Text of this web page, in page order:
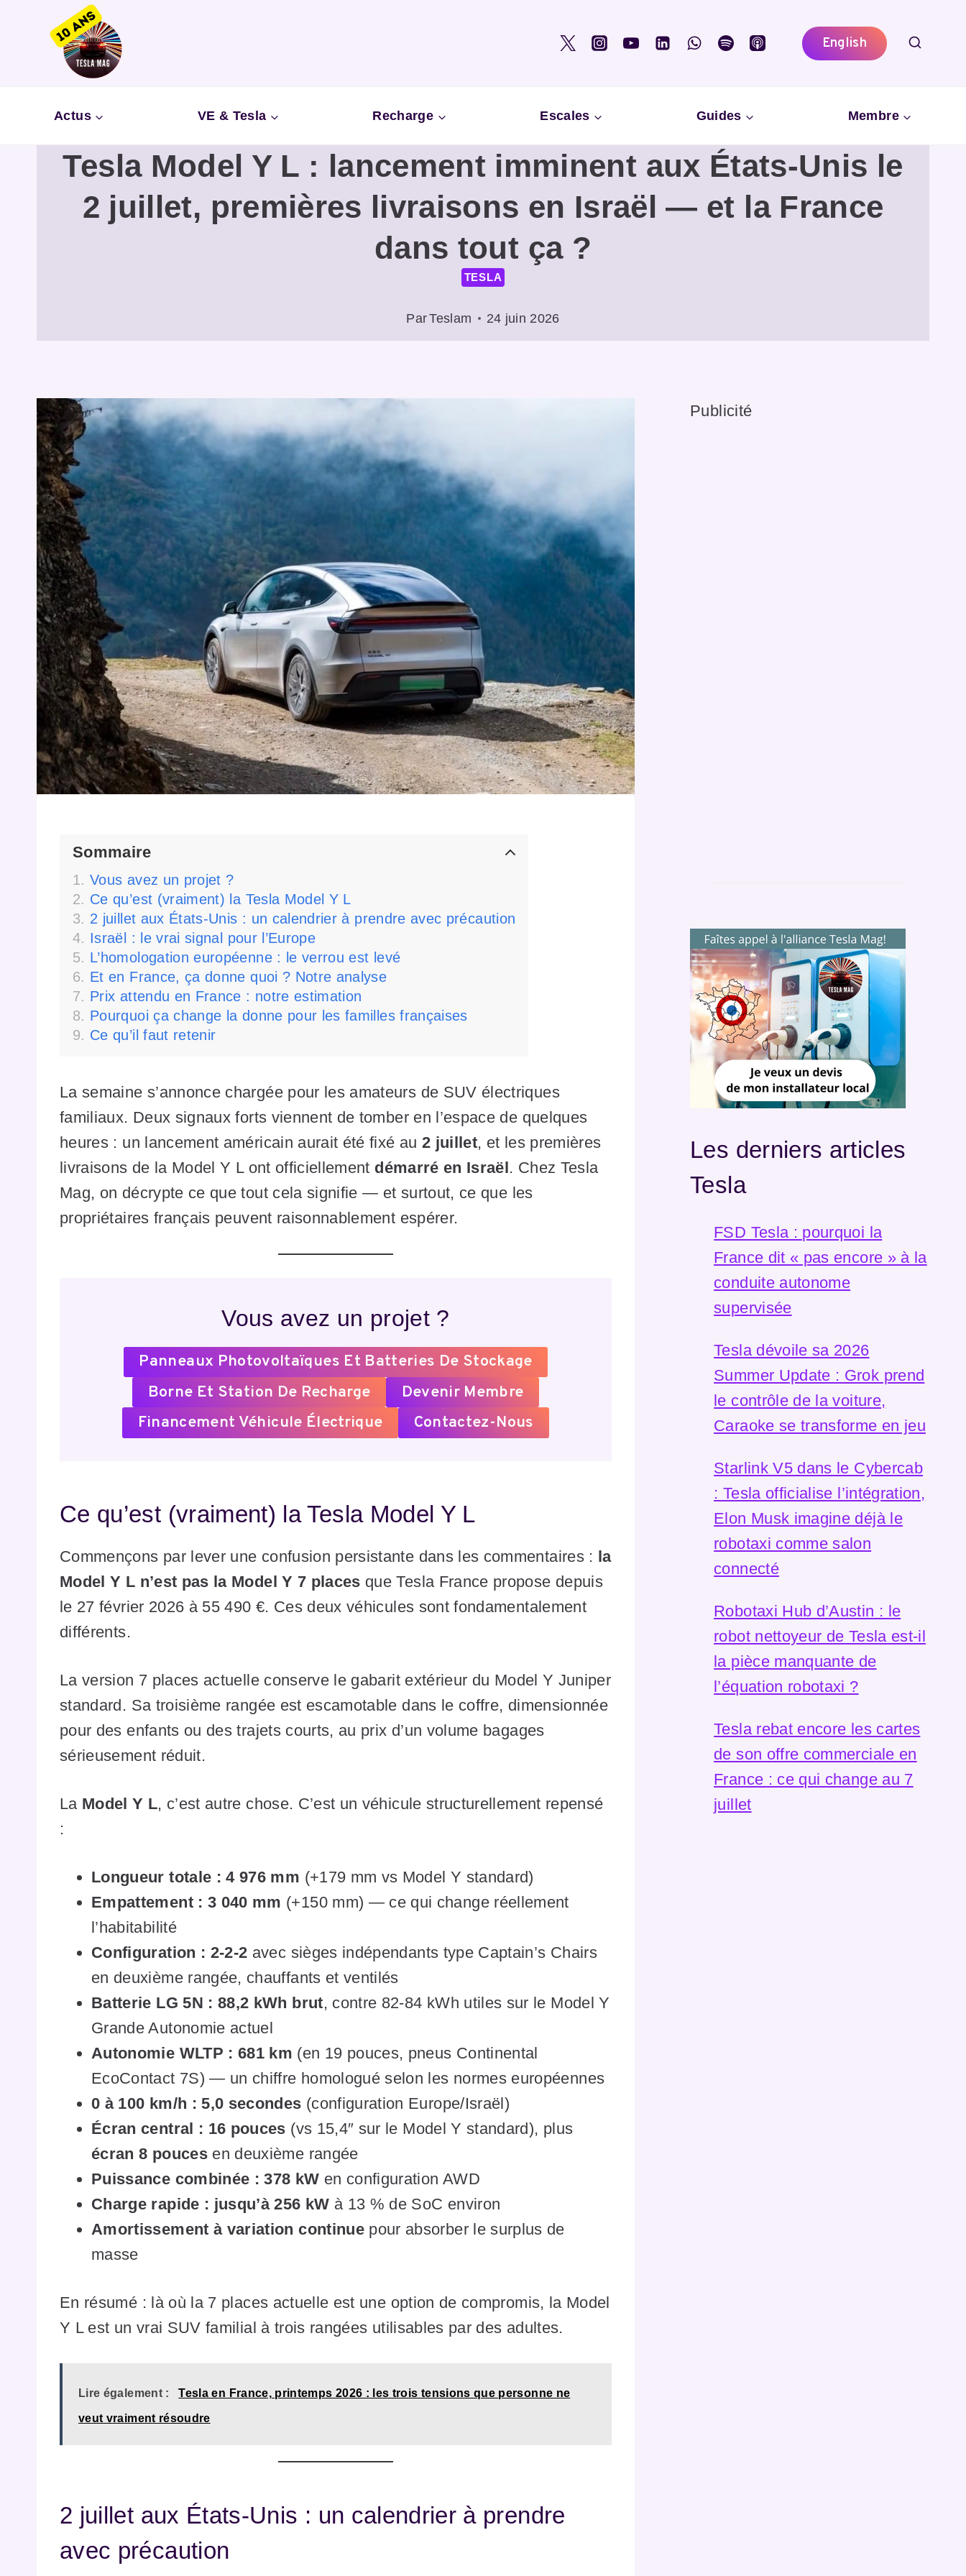
English
Actus VE & Tesla Recharge Escales Guides Membre
Tesla Model Y L : lancement imminent aux États-Unis le
2 juillet, premières livraisons en Israël — et la France
dans tout ça ?
TESLA
ParTeslam 24 juin 2026
Sommaire
Vous avez un projet ?
Ce qu’est (vraiment) la Tesla Model Y L
2 juillet aux États-Unis : un calendrier à prendre avec précaution
Israël : le vrai signal pour l’Europe
L’homologation européenne : le verrou est levé
Et en France, ça donne quoi ? Notre analyse
Prix attendu en France : notre estimation
Pourquoi ça change la donne pour les familles françaises
Ce qu’il faut retenir
La semaine s’annonce chargée pour les amateurs de SUV électriques
familiaux. Deux signaux forts viennent de tomber en l’espace de quelques
heures : un lancement américain aurait été fixé au 2 juillet, et les premières
livraisons de la Model Y L ont officiellement démarré en Israël. Chez Tesla
Mag, on décrypte ce que tout cela signifie — et surtout, ce que les
propriétaires français peuvent raisonnablement espérer.
Vous avez un projet ?
Panneaux Photovoltaïques Et Batteries De Stockage
Borne Et Station De Recharge
Devenir Membre
Financement Véhicule Électrique
Contactez-Nous
Ce qu’est (vraiment) la Tesla Model Y L
Commençons par lever une confusion persistante dans les commentaires : la
Model Y L n’est pas la Model Y 7 places que Tesla France propose depuis
le 27 février 2026 à 55 490 €. Ces deux véhicules sont fondamentalement
différents.
La version 7 places actuelle conserve le gabarit extérieur du Model Y Juniper
standard. Sa troisième rangée est escamotable dans le coffre, dimensionnée
pour des enfants ou des trajets courts, au prix d’un volume bagages
sérieusement réduit.
La Model Y L, c’est autre chose. C’est un véhicule structurellement repensé
:
Longueur totale : 4 976 mm (+179 mm vs Model Y standard)
Empattement : 3 040 mm (+150 mm) — ce qui change réellement
l’habitabilité
Configuration : 2-2-2 avec sièges indépendants type Captain’s Chairs
en deuxième rangée, chauffants et ventilés
Batterie LG 5N : 88,2 kWh brut, contre 82-84 kWh utiles sur le Model Y
Grande Autonomie actuel
Autonomie WLTP : 681 km (en 19 pouces, pneus Continental
EcoContact 7S) — un chiffre homologué selon les normes européennes
0 à 100 km/h : 5,0 secondes (configuration Europe/Israël)
Écran central : 16 pouces (vs 15,4″ sur le Model Y standard), plus
écran 8 poucesen deuxième rangée
Puissance combinée : 378 kW en configuration AWD
Charge rapide : jusqu’à 256 kW à 13 % de SoC environ
Amortissement à variation continuepour absorber le surplus de
masse
En résumé : là où la 7 places actuelle est une option de compromis, la Model
Y L est un vrai SUV familial à trois rangées utilisables par des adultes.
Lire également : Tesla en France, printemps 2026 : les trois tensions que personne ne
veut vraiment résoudre
2 juillet aux États-Unis : un calendrier à prendre
avec précaution
Publicité
Les derniers articles
Tesla
FSD Tesla : pourquoi la
France dit « pas encore » à la
conduite autonome
supervisée
Tesla dévoile sa 2026
Summer Update : Grok prend
le contrôle de la voiture,
Caraoke se transforme en jeu
Starlink V5 dans le Cybercab
: Tesla officialise l’intégration,
Elon Musk imagine déjà le
robotaxi comme salon
connecté
Robotaxi Hub d’Austin : le
robot nettoyeur de Tesla est-il
la pièce manquante de
l’équation robotaxi ?
Tesla rebat encore les cartes
de son offre commerciale en
France : ce qui change au 7
juillet